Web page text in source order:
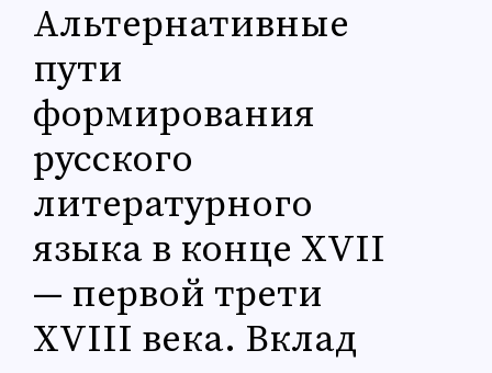
Альтернативные
пути
формирования
русского
литературного
языка в конце XVII
— первой трети
XVIII века. Вклад